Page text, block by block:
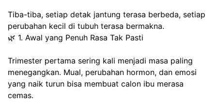
Tiba-tiba, setiap detak jantung terasa berbeda, setiap
perubahan kecil di tubuh terasa bermakna.
🌿 1. Awal yang Penuh Rasa Tak Pasti
Trimester pertama sering kali menjadi masa paling
menegangkan. Mual, perubahan hormon, dan emosi
yang naik turun bisa membuat calon ibu merasa
cemas.